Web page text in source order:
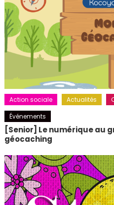
Action sociale Actualités
Événements
[Senior] Le numérique au
géocaching